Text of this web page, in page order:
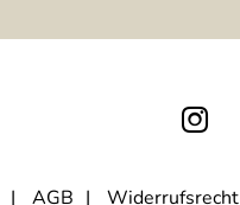
AGB Widerrufsrecht